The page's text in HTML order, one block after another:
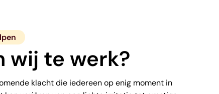
wij te werk?
klacht die iedereen op enig moment in